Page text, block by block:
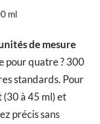
ml
de mesure
pour quatre ? 300
standards. Pour
(30 à 45 ml) et
précis sans